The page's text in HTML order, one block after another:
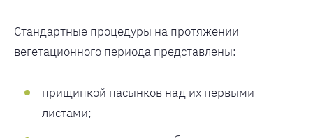
Стандартные процедуры на протяжении
вегетационного периода представлены:
прищипкой пасынков над их первыми
листами;